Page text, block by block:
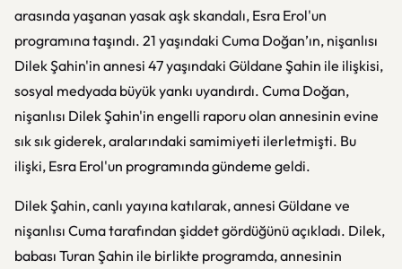
arasında yaşanan yasak aşk skandalı, Esra Erol'un
programına taşındı. 21 yaşındaki Cuma Doğan’ın, nişanlısı
Dilek Şahin'in annesi 47 yaşındaki Güldane Şahin ile ilişkisi,
sosyal medyada büyük yankı uyandırdı. Cuma Doğan,
nişanlısı Dilek Şahin'in engelli raporu olan annesinin evine
sık sık giderek, aralarındaki samimiyeti ilerletmişti. Bu
ilişki, Esra Erol'un programında gündeme geldi.
Dilek Şahin, canlı yayına katılarak, annesi Güldane ve
nişanlısı Cuma tarafından şiddet gördüğünü açıkladı. Dilek,
babası Turan Şahin ile birlikte programda, annesinin